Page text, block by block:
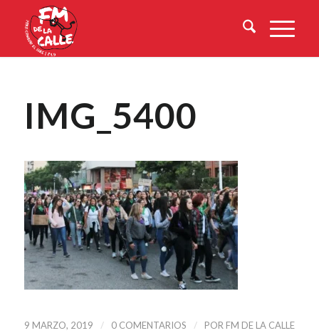
IMG_5400
9 MARZO, 2019 / 0 COMENTARIOS / POR FM DE LA CALLE